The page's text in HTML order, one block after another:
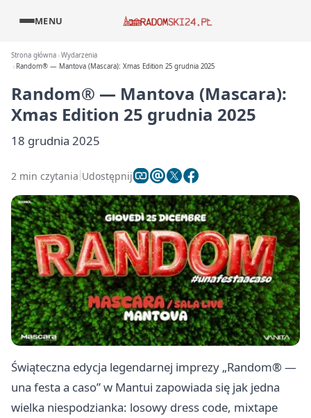
MENU
Strona główna Wydarzenia
Random® — Mantova (Mascara): Xmas Edition 25 grudnia 2025
Random® — Mantova (Mascara):
Xmas Edition 25 grudnia 2025
18 grudnia 2025
2 min czytania Udostępnij
Świąteczna edycja legendarnej imprezy „Random® —
una festa a caso” w Mantui zapowiada się jak jedna
wielka niespodzianka: losowy dress code, mixtape